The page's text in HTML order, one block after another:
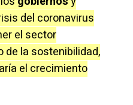
del coronavirus
el sector
de la sostenibilidad,
el crecimiento